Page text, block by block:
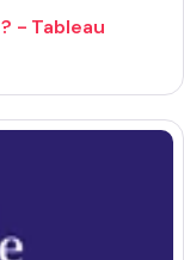
- Tableau